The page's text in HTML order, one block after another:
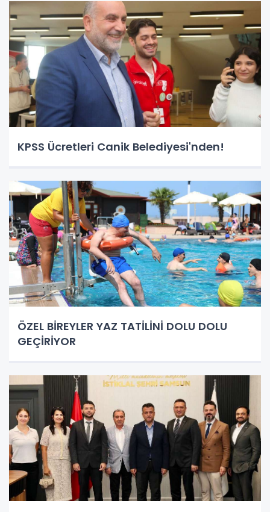
KPSS Ücretleri Canik Belediyesi'nden!
ÖZEL BİREYLER YAZ TATİLİNİ DOLU DOLU
GEÇİRİYOR